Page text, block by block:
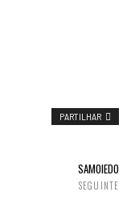
PARTILHAR
SAMOIEDO
SEGUINTE